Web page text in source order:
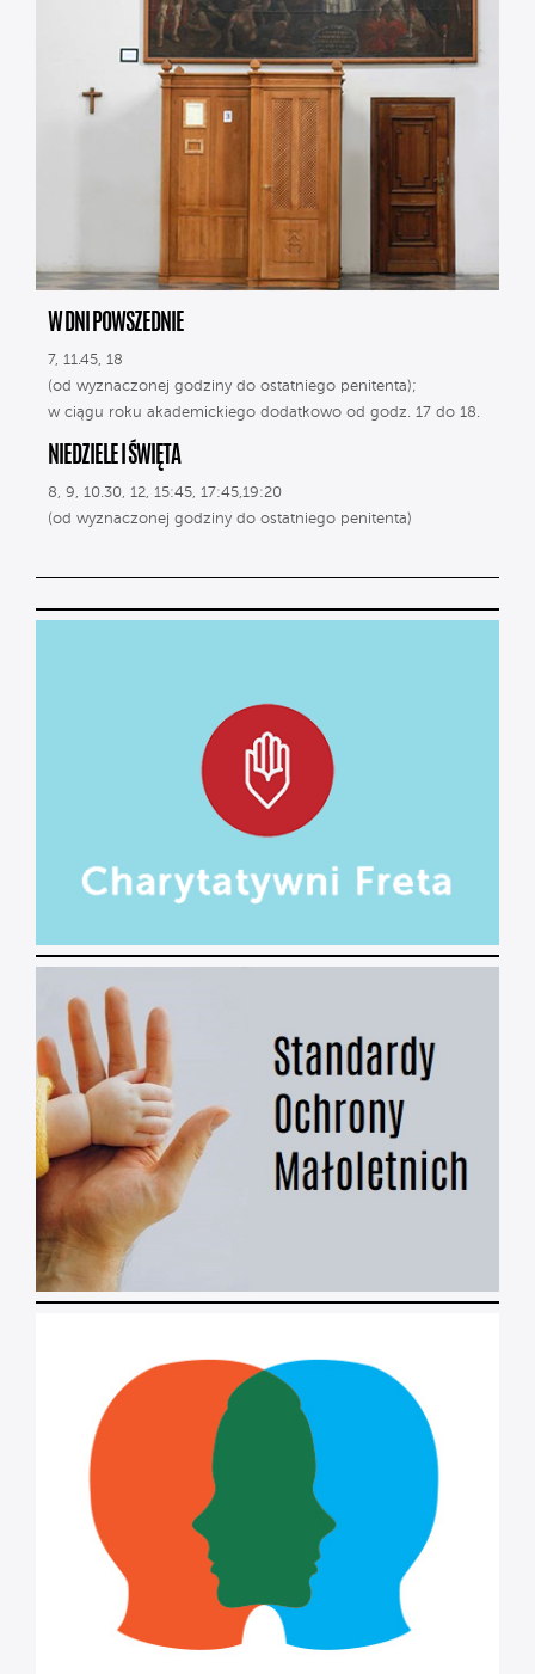
W DNI POWSZEDNIE
7, 11.45, 18
(od wyznaczonej godziny do ostatniego penitenta);
w ciągu roku akademickiego dodatkowo od godz. 17 do 18.
NIEDZIELE I ŚWIĘTA
8, 9, 10.30, 12, 15:45, 17:45,19:20
(od wyznaczonej godziny do ostatniego penitenta)